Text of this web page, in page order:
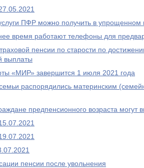
ПФР можно получить в упрощенном
время работают телефоны для
пенсии по старости по
выплаты
«МИР» завершится 1 июля 2021 года
распорядились материнским
предпенсионного возраста
пенсии после увольнения